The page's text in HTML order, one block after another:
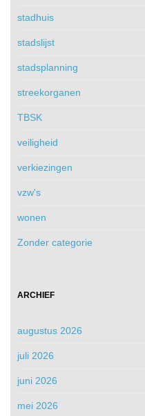
stadhuis
stadslijst
stadsplanning
streekorganen
TBSK
veiligheid
verkiezingen
vzw's
wonen
Zonder categorie
ARCHIEF
augustus 2026
juli 2026
juni 2026
mei 2026